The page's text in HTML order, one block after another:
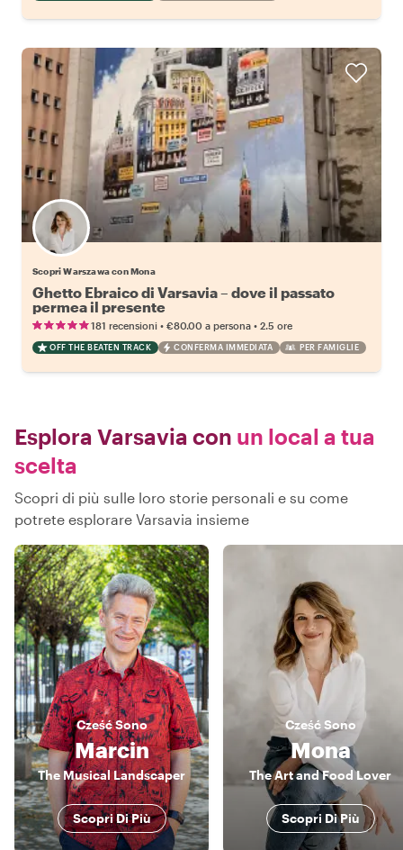
Scopri Warszawa con Mona
Ghetto Ebraico di Varsavia – dove il passato
permea il presente
181 recensioni • €80.00 a persona • 2.5 ore
OFF THE BEATEN TRACK CONFERMA IMMEDIATA PER FAMIGLIE
Esplora Varsavia con un local a tua
scelta
Scopri di più sulle loro storie personali e su come
potrete esplorare Varsavia insieme
CześćSono
Marcin
The Musical Landscaper
Scopri Di Più
Cześć Sono
Mona
The Art and Food Lover
Scopri Di Più